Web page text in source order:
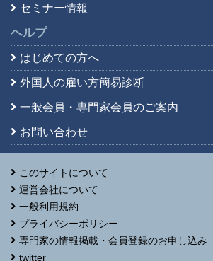
セミナー情報
ヘルプ
はじめての方へ
外国人の雇い方簡易診断
一般会員・専門家会員のご案内
お問い合わせ
このサイトについて
運営会社について
一般利用規約
プライバシーポリシー
専門家の情報掲載・会員登録のお申し込み
twitter